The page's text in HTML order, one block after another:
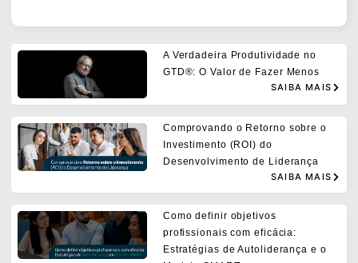
A Verdadeira Produtividade no
GTD®: O Valor de Fazer Menos
SAIBA MAIS
Comprovando o Retorno sobre o
Investimento (ROI) do
Desenvolvimento de Liderança
SAIBA MAIS
Como definir objetivos
profissionais com eficácia:
Estratégias de Autoliderança e o